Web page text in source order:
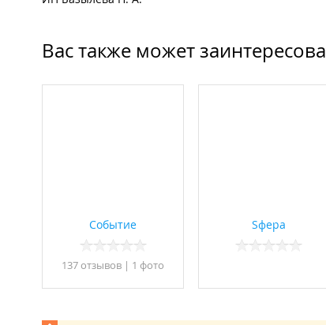
Вас также может
Событие
137 отзывов | 1 фото
Sфера